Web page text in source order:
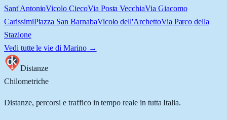
Sant'AntonioVicolo CiecoVia Posta VecchiaVia Giacomo
CarissimiPiazza San BarnabaVicolo dell'ArchettoVia Parco della
Stazione
Vedi tutte le vie di Marino→
Distanze
Chilometriche
Distanze, percorsi e traffico in tempo reale in tutta Italia.